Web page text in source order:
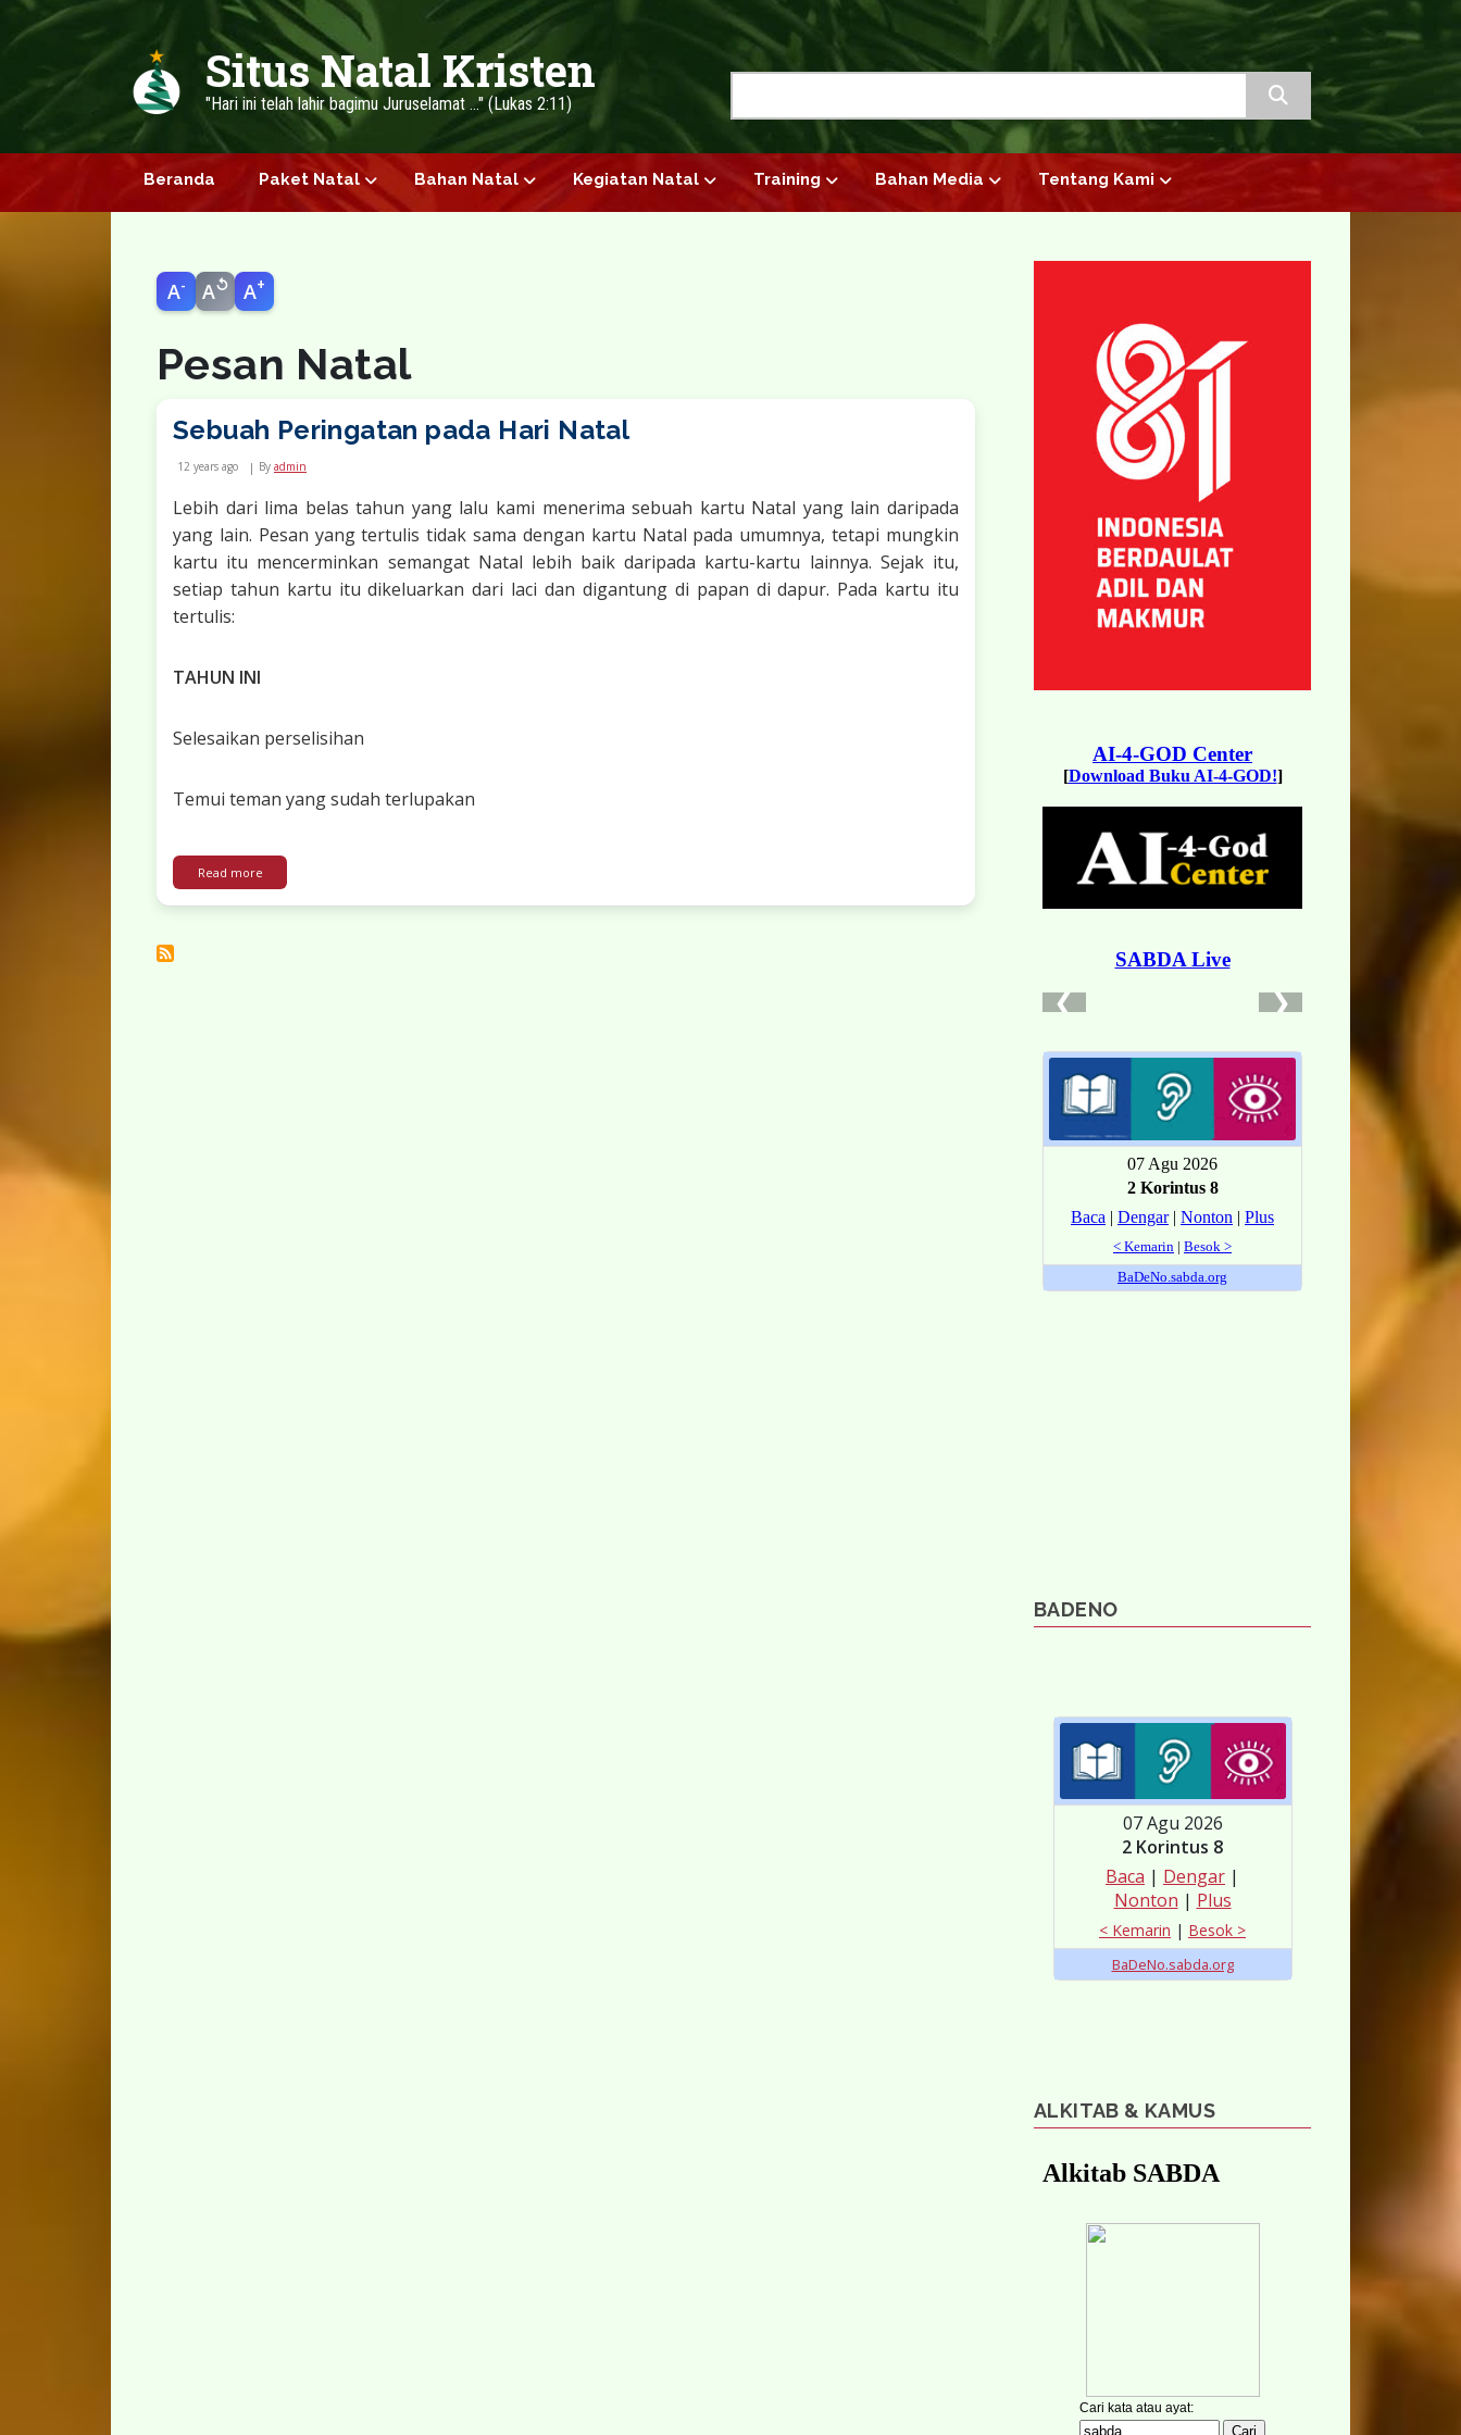
Skip to main content
Situs Natal Kristen
"Hari ini telah lahir bagimu Juruselamat ..." (Lukas 2:11)
Search
Beranda Paket Natal Bahan Natal Kegiatan Natal Training Bahan Media Tentang Kami
A- A↺ A+
Pesan Natal
Sebuah Peringatan pada Hari Natal
12 years ago By admin
Lebih dari lima belas tahun yang lalu kami menerima sebuah kartu Natal yang lain daripada
yang lain. Pesan yang tertulis tidak sama dengan kartu Natal pada umumnya, tetapi mungkin
kartu itu mencerminkan semangat Natal lebih baik daripada kartu-kartu lainnya. Sejak itu,
setiap tahun kartu itu dikeluarkan dari laci dan digantung di papan di dapur. Pada kartu itu
tertulis:
TAHUN INI
Selesaikan perselisihan
Temui teman yang sudah terlupakan
Read moreabout Sebuah Peringatan pada Hari Natal
BADENO
07 Agu 2026
2 Korintus 8
Baca | Dengar |
Nonton | Plus
< Kemarin | Besok >
BaDeNo.sabda.org
ALKITAB & KAMUS